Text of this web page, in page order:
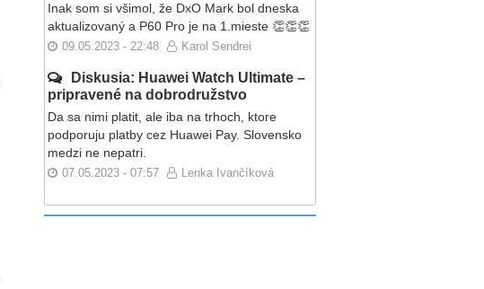
Inak som si všimol, že DxO Mark bol dneska
aktualizovaný a P60 Pro je na 1.mieste 👏👏👏
09.05.2023 - 22:48 Karol Sendrei
Diskusia: Huawei Watch Ultimate –
pripravené na dobrodružstvo
Da sa nimi platit, ale iba na trhoch, ktore
podporuju platby cez Huawei Pay. Slovensko
medzi ne nepatri.
07.05.2023 - 07:57 Lenka Ivančíková